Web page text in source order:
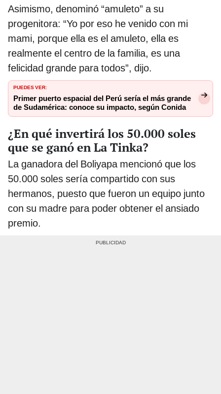
Asimismo, denominó “amuleto” a su
progenitora: “Yo por eso he venido con mi
mami, porque ella es el amuleto, ella es
realmente el centro de la familia, es una
felicidad grande para todos”, dijo.
PUEDES VER:
Primer puerto espacial del Perú sería el más grande
de Sudamérica: conoce su impacto, según Conida
¿En qué invertirá los 50.000 soles
que se ganó en La Tinka?
La ganadora del Boliyapa mencionó que los
50.000 soles sería compartido con sus
hermanos, puesto que fueron un equipo junto
con su madre para poder obtener el ansiado
premio.